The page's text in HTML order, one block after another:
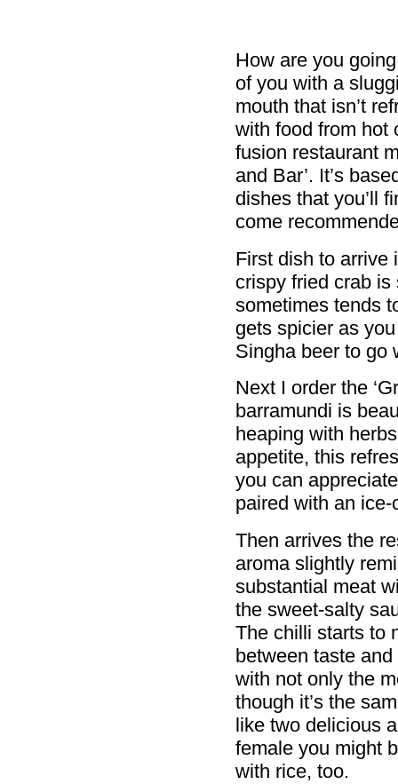
How are you
of you with a
mouth that isn’t
with food from hot
fusion restaurant
and Bar’. It’s
dishes that you’ll
come
First dish to arrive
crispy fried crab
sometimes tends
gets spicier as
Singha beer to go
Next I order the
barramundi is
heaping with
appetite, this
you can
paired with an
Then arrives the
aroma slightly
substantial meat
the sweet-salty
The chilli starts to
between taste
with not only the
though it’s the
like two delicious
female you might
with rice, too.